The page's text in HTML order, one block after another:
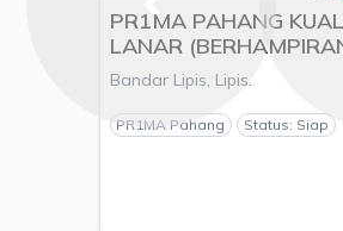
PR1MA PAHANG
LANAR
KUALA LIPIS), MUKIM
LIPIS, DAERAH LIPIS,
PAHANG - PEMAJU
KEJURUTERAAN
Bandar Lipis, Lipis.
PR1MA Pahang Status: Siap
Previous